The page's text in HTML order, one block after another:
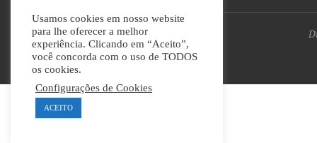
Usamos cookies em nosso website
para lhe oferecer a melhor
experiência. Clicando em “Aceito”,
você concorda com o uso de TODOS
os cookies.
Configurações de Cookies
ACEITO